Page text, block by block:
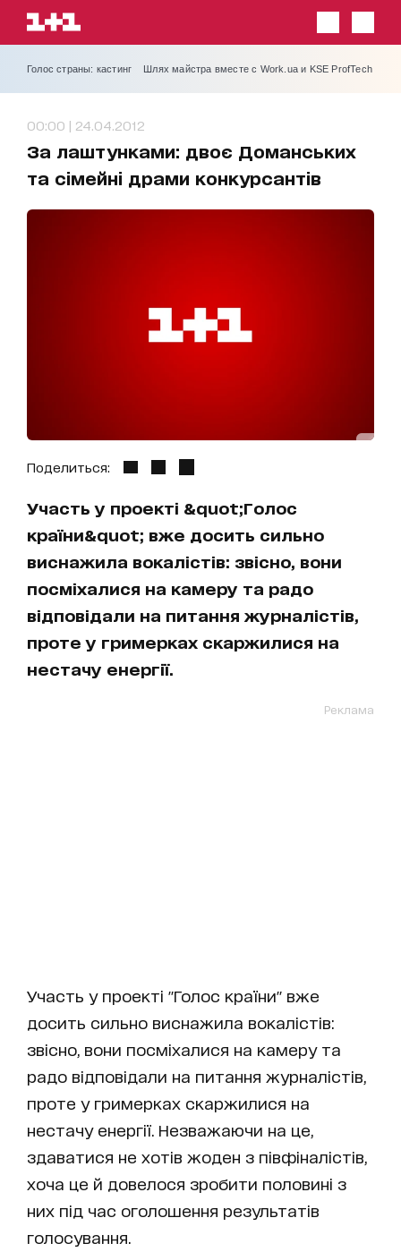
Голос страны: кастинг Шлях майстра вместе с Work.ua и KSE ProfTech
00:00 | 24.04.2012
За лаштунками: двоє Доманських
та сімейні драми конкурсантів
Поделиться:
Участь у проекті &quot;Голос
країни&quot; вже досить сильно
виснажила вокалістів: звісно, вони
посміхалися на камеру та радо
відповідали на питання журналістів,
проте у гримерках скаржилися на
нестачу енергії.
Реклама
Участь у проекті "Голос країни" вже
досить сильно виснажила вокалістів:
звісно, вони посміхалися на камеру та
радо відповідали на питання журналістів,
проте у гримерках скаржилися на
нестачу енергії. Незважаючи на це,
здаватися не хотів жоден з півфіналістів,
хоча це й довелося зробити половині з
них під час оголошення результатів
голосування.